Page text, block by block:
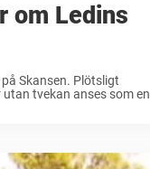
om Ledins
Skansen. Plötsligt
tvekan anses som en